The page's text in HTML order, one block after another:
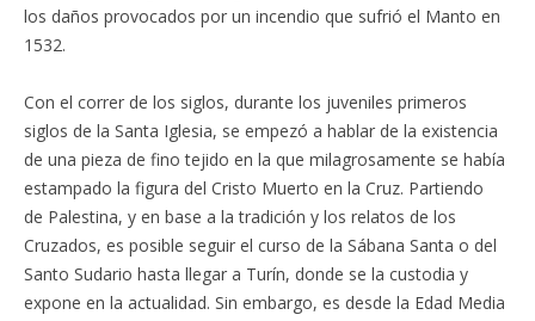
los daños provocados por un incendio que sufrió el Manto en
1532.
Con el correr de los siglos, durante los juveniles primeros
siglos de la Santa Iglesia, se empezó a hablar de la existencia
de una pieza de fino tejido en la que milagrosamente se había
estampado la figura del Cristo Muerto en la Cruz. Partiendo
de Palestina, y en base a la tradición y los relatos de los
Cruzados, es posible seguir el curso de la Sábana Santa o del
Santo Sudario hasta llegar a Turín, donde se la custodia y
expone en la actualidad. Sin embargo, es desde la Edad Media